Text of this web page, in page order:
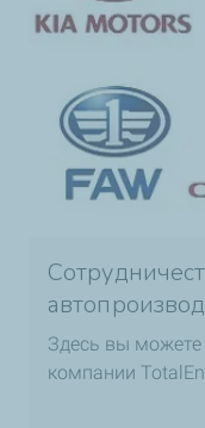
Здесь вы можете
компании